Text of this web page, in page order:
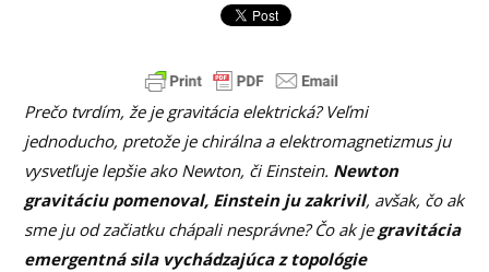
Prečo tvrdím, že je gravitácia elektrická? Veľmi
jednoducho, pretože je chirálna a elektromagnetizmus ju
vysvetľuje lepšie ako Newton, či Einstein. Newton
gravitáciu pomenoval, Einstein ju zakrivil, avšak, čo ak
sme ju od začiatku chápali nesprávne? Čo ak je gravitácia
emergentná sila vychádzajúca z topológie